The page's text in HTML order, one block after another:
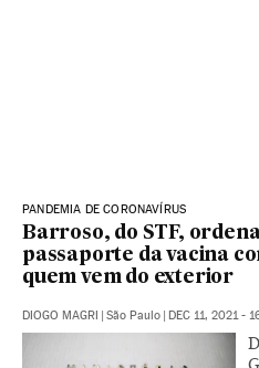
PANDEMIA DE CORONAVÍRUS
Barroso, do STF,
passaporte da vacina
quem vem do exterior
DIOGO MAGRI São Paulo DEC 11, 2021 -